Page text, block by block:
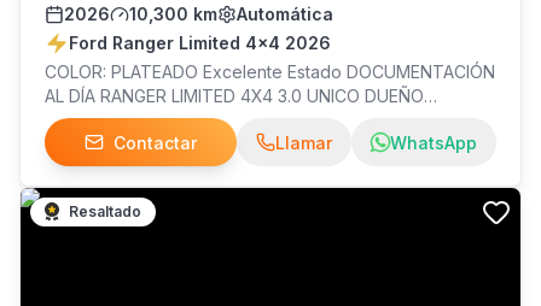
2026
10,300 km
Automática
Ford Ranger Limited 4x4 2026
COLOR: PLATEADO Excelente Estado DOCUMENTACIÓN
AL DÍA RANGER LIMITED 4X4 3.0 UNICO DUEÑO
MANTENCIONES EN LA MARCA DOS LLAVES ????
44.990.000 Contado.- ????43.990.000 Consulta
condiciones comerciales .- ???? Disponible en Talca
Recibimos unidades en parte de pago y tenemos
financiamiento para tu próximo FORD. Llévatelo con un
Contactar Llamar WhatsApp
Resaltado